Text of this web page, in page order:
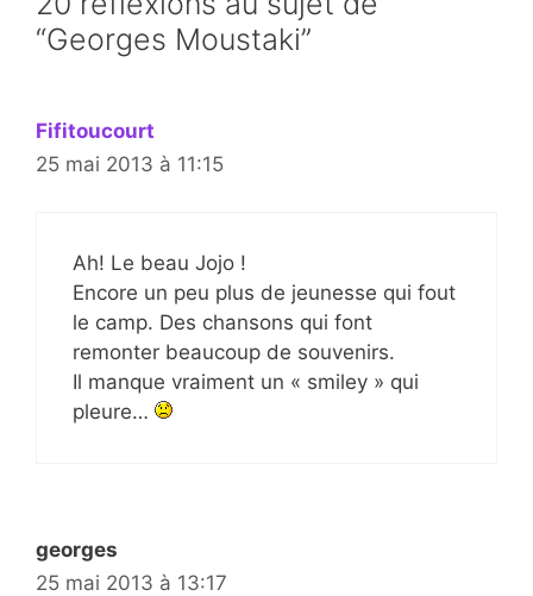
“Georges Moustaki”
Fifitoucourt
25 mai 2013 à 11:15
Ah! Le beau Jojo !
Encore un peu plus de jeunesse qui fout
le camp. Des chansons qui font
remonter beaucoup de souvenirs.
Il manque vraiment un « smiley » qui
pleure…
georges
25 mai 2013 à 13:17